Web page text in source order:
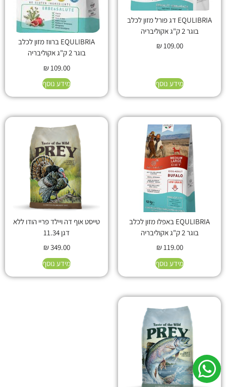
EQULIBRIA דג פורל מזון לכלב
בוגר 2 ק"ג אקוליבריה
₪109.00
מידע נוסף
EQULIBRIA ברווז מזון לכלב
בוגר 2 ק"ג אקוליבריה
₪109.00
מידע נוסף
EQULIBRIA באפלו מזון לכלב
בוגר 2 ק"ג אקוליבריה
₪119.00
מידע נוסף
טייסט אוף דה ויילד פריי הודו ללא
דגן 11.34
₪349.00
מידע נוסף